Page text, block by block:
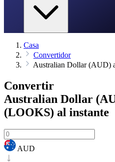
Casa
Convertidor
Australian Dollar (AUD)
Convertir
Australian Dollar
(LOOKS) al instante
AUD